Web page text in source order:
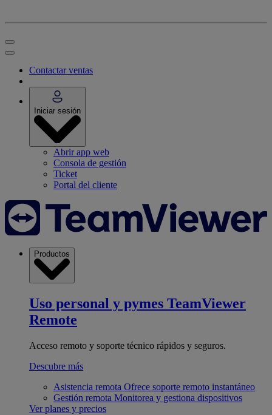
Contactar ventas
Iniciar sesión
Abrir app web
Consola de gestión
Ticket
Portal del cliente
Productos
Uso personal y pymes TeamViewer
Remote
Acceso remoto y soporte técnico rápidos y seguros.
Descubre más
Asistencia remota Ofrece soporte remoto instantáneo
Gestión remota Monitorea y gestiona dispositivos
Ver planes y precios